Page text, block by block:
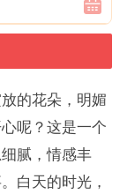
的花朵，明媚
呢？这是一个
腻，情感丰
白天的时光，